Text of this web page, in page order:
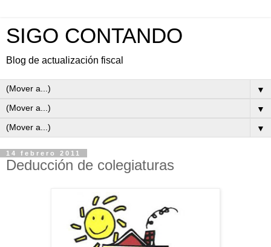
SIGO CONTANDO
Blog de actualización fiscal
▼
▼
▼
14 febrero 2011
Deducción de colegiaturas